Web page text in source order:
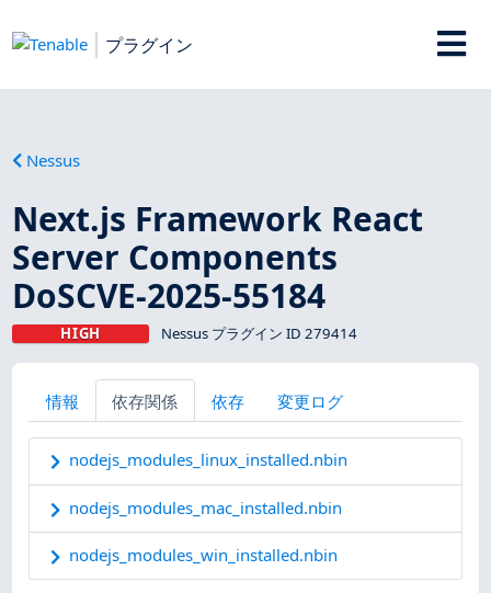
プラグイン
Nessus
Next.js Framework React
Server Components
DoSCVE-2025-55184
HIGH Nessus プラグイン ID 279414
情報 依存関係 依存 変更ログ
nodejs_modules_linux_installed.nbin
nodejs_modules_mac_installed.nbin
nodejs_modules_win_installed.nbin